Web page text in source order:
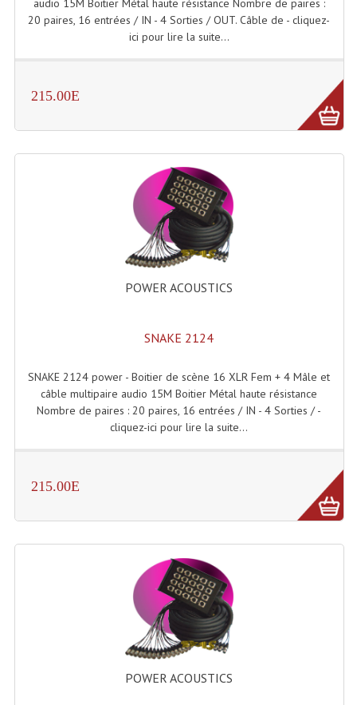
Effets LASERS
Effets Lumineux À Leds
Effets Lumineux, Centre De Piste
Effets Lumineux, Effets Disco
Electronique Commande Light
Blocs De Puissance
Dispatches
Filtres Et Divers
Gyrophares À Leds
Ampoules - Tubes Lumière Noire Black Gun
Lampes À Décharges
Lampes De Couleurs
Lampes Dichroique
audio 15M Boitier Métal haute résistance Nombre de paires :
20 paires, 16 entrées / IN - 4 Sorties / OUT. Câble de - cliquez-
ici pour lire la suite...
215.00E
POWER ACOUSTICS
SNAKE 2124
SNAKE 2124 power - Boitier de scène 16 XLR Fem + 4 Mâle et
câble multipaire audio 15M Boitier Métal haute résistance
Nombre de paires : 20 paires, 16 entrées / IN - 4 Sorties / -
cliquez-ici pour lire la suite...
215.00E
POWER ACOUSTICS